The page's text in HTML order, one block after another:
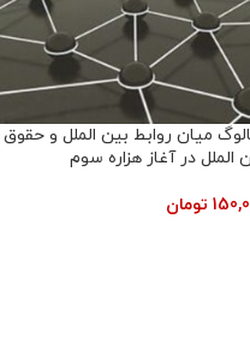
میان روابط بین الملل و حقوق
الملل در آغاز هزاره سوم
تومان